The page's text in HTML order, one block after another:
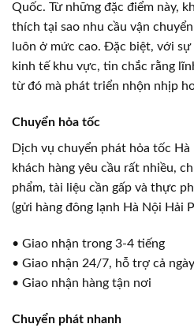
Quốc. Từ những đặc điểm này,
thích tại sao nhu cầu vận
luôn ở mức cao. Đặc biệt, với
kinh tế khu vực, tin chắc rằng
từ đó mà phát triển nhộn nhịp
Chuyển hỏa tốc
Dịch vụ chuyển phát hỏa tốc
khách hàng yêu cầu rất nhiều,
phẩm, tài liệu cần gấp và thực
(gửi hàng đông lạnh Hà Nội Hải
• Giao nhận trong 3-4 tiếng
• Giao nhận 24/7, hỗ trợ cả
• Giao nhận hàng tận nơi
Chuyển phát nhanh